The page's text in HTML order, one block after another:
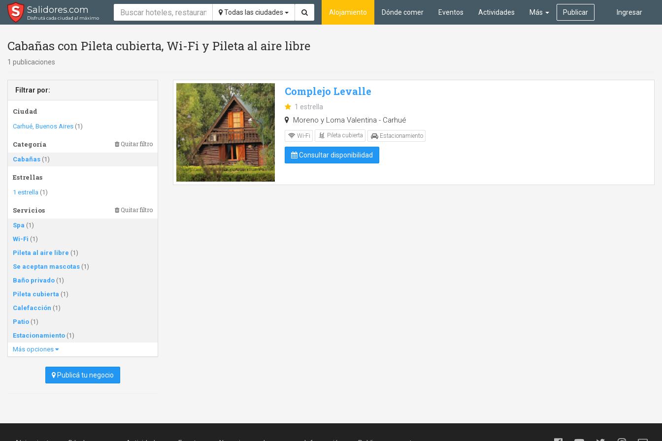
Salidores.com
Disfrutá cada ciudad al máximo
Todas las ciudades Ingresar
Alojamiento Dónde comer Eventos Actividades Más Publicar
Cabañas con Pileta cubierta, Wi-Fi y Pileta al aire libre
1 publicaciones
Filtrar por:
Ciudad
Carhué, Buenos Aires (1)
Categoría Quitar filtro
Cabañas (1)
Estrellas
1 estrella (1)
Servicios Quitar filtro
Spa (1)
Wi-Fi (1)
Pileta al aire libre (1)
Se aceptan mascotas (1)
Baño privado (1)
Pileta cubierta (1)
Calefacción (1)
Patio (1)
Estacionamiento (1)
Más opciones
Publicá tu negocio
Complejo Levalle
1 estrella
Moreno y Loma Valentina - Carhué
Wi-Fi Pileta cubierta Estacionamiento
Consultar disponibilidad